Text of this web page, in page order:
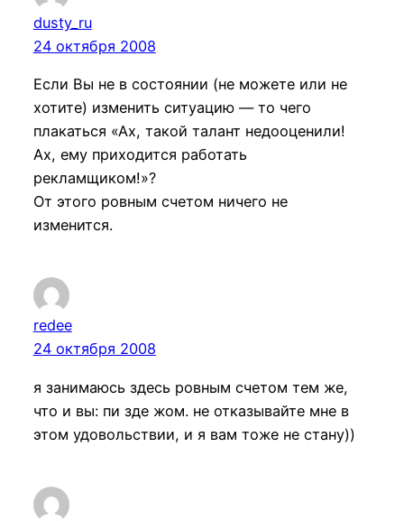
dusty_ru
24 октября 2008
Если Вы не в состоянии (не можете или не
хотите) изменить ситуацию — то чего
плакаться «Ах, такой талант недооценили!
Ах, ему приходится работать
рекламщиком!»?
От этого ровным счетом ничего не
изменится.
redee
24 октября 2008
я занимаюсь здесь ровным счетом тем же,
что и вы: пи зде жом. не отказывайте мне в
этом удовольствии, и я вам тоже не стану))